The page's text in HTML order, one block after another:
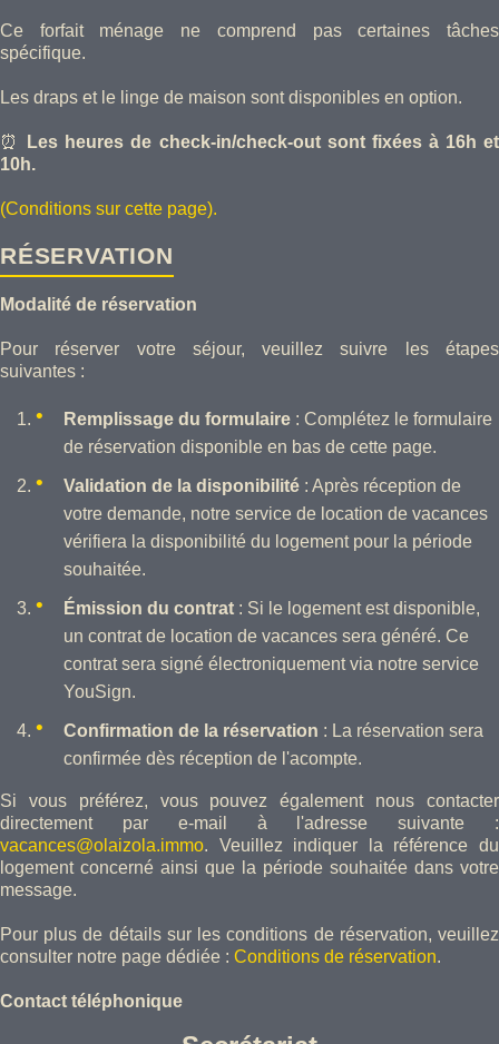
Ce forfait ménage ne comprend pas certaines tâches
spécifique.
Les draps et le linge de maison sont disponibles en option.
⏰
Les heures de check-in/check-out sont fixées à 16h et
10h.
(Conditions sur cette page).
RÉSERVATION
Modalité de réservation
Pour réserver votre séjour, veuillez suivre les étapes
suivantes :
Remplissage du formulaire : Complétez le formulaire
de réservation disponible en bas de cette page.
Validation de la disponibilité : Après réception de
votre demande, notre service de location de vacances
vérifiera la disponibilité du logement pour la période
souhaitée.
Émission du contrat : Si le logement est disponible,
un contrat de location de vacances sera généré. Ce
contrat sera signé électroniquement via notre service
YouSign.
Confirmation de la réservation : La réservation sera
confirmée dès réception de l'acompte.
Si vous préférez, vous pouvez également nous contacter
directement par e-mail à l'adresse suivante :
vacances@olaizola.immo. Veuillez indiquer la référence du
logement concerné ainsi que la période souhaitée dans votre
message.
Pour plus de détails sur les conditions de réservation, veuillez
consulter notre page dédiée : Conditions de réservation.
Contact téléphonique